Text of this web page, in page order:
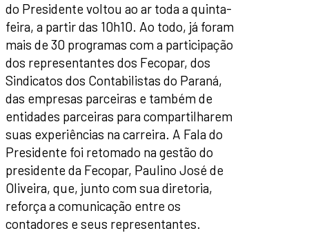
do Presidente voltou ao ar toda a quinta-
feira, a partir das 10h10. Ao todo, já foram
mais de 30 programas com a participação
dos representantes dos Fecopar, dos
Sindicatos dos Contabilistas do Paraná,
das empresas parceiras e também de
entidades parceiras para compartilharem
suas experiências na carreira. A Fala do
Presidente foi retomado na gestão do
presidente da Fecopar, Paulino José de
Oliveira, que, junto com sua diretoria,
reforça a comunicação entre os
contadores e seus representantes.